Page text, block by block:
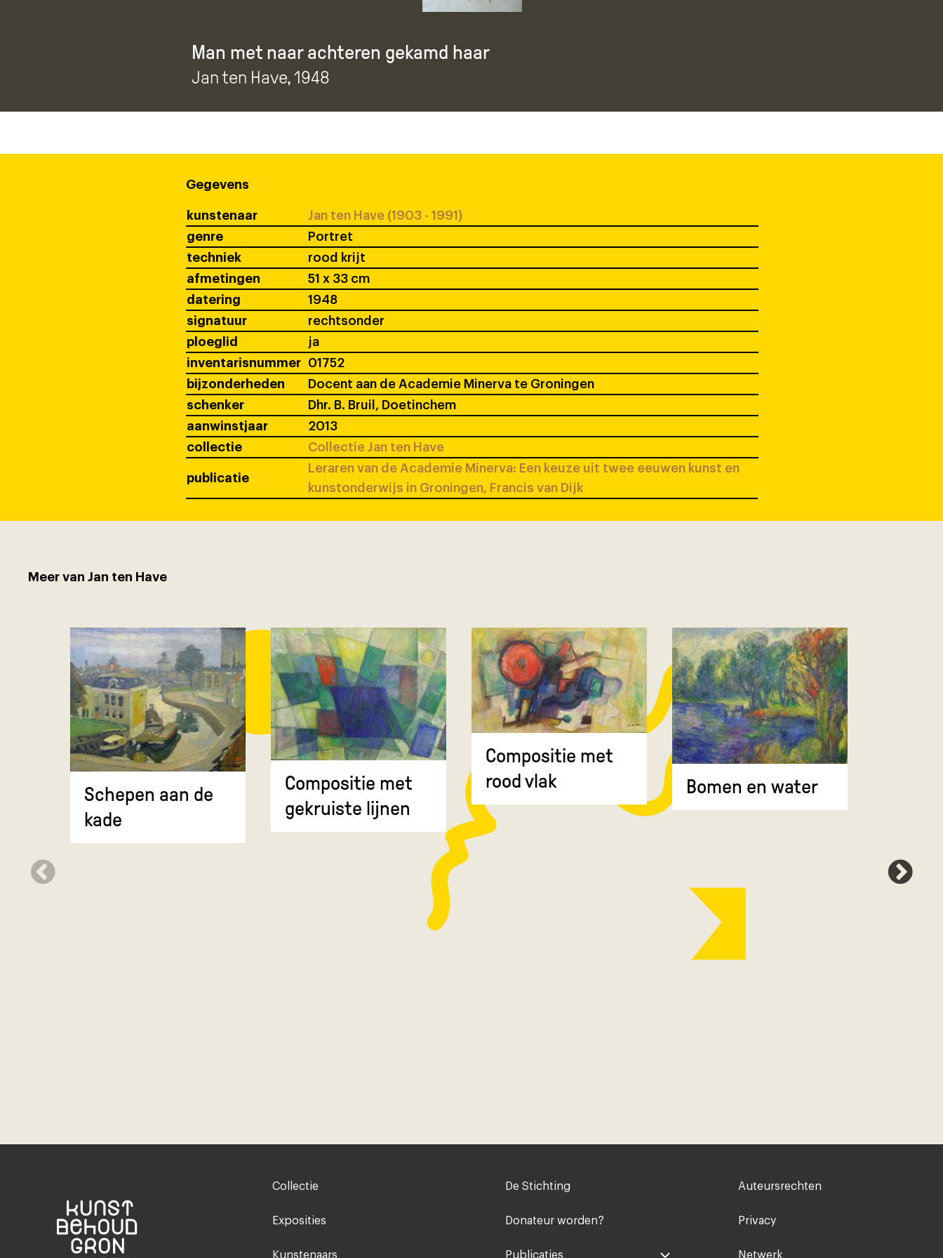
Man met naar achteren gekamd haar
Jan ten Have, 1948
Gegevens
kunstenaar
Jan ten Have (1903 - 1991)
genre
Portret
techniek
rood krijt
afmetingen
51 x 33 cm
datering
1948
signatuur
rechtsonder
ploeglid
ja
inventarisnummer
01752
bijzonderheden
Docent aan de Academie Minerva te Groningen
schenker
Dhr. B. Bruil, Doetinchem
aanwinstjaar
2013
collectie
Collectie Jan ten Have
publicatie
Leraren van de Academie Minerva: Een keuze uit twee eeuwen kunst en
kunstonderwijs in Groningen, Francis van Dijk
Meer van Jan ten Have
Schepen aan de
kade
Compositie met
gekruiste lijnen
Compositie met
rood vlak
Bomen en water
Footer-
Collectie
Exposities
Kunstenaars
Voet
De Stichting
Donateur worden?
Publicaties
Voet
Auteursrechten
Privacy
Netwerk